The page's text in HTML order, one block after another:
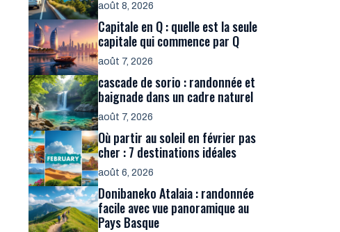
août 8, 2026
Capitale en Q : quelle est la seule
capitale qui commence par Q
août 7, 2026
cascade de sorio : randonnée et
baignade dans un cadre naturel
août 7, 2026
Où partir au soleil en février pas
cher : 7 destinations idéales
août 6, 2026
Donibaneko Atalaia : randonnée
facile avec vue panoramique au
Pays Basque